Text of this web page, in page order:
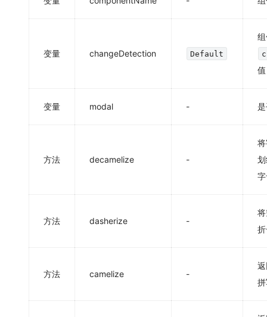
变量 changeDetection Default
值
变量 modal -
方法 decamelize -
方法 dasherize -
方法 camelize -